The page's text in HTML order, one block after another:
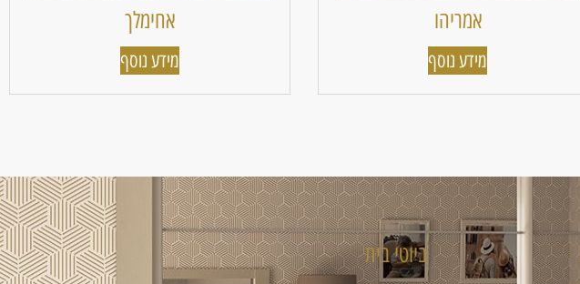
אמריהו
מידע נוסף
אחימלך
מידע נוסף
ביוטי בית